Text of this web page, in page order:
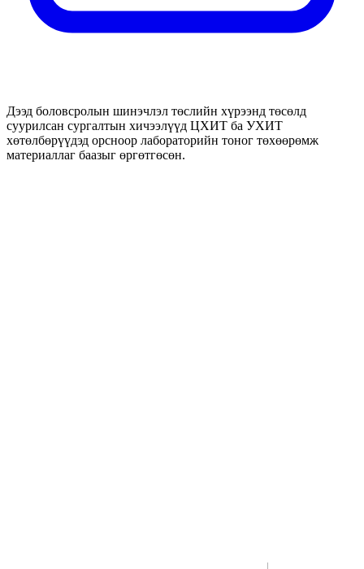
Дээд боловсролын шинэчлэл төслийн хүрээнд төсөлд
суурилсан сургалтын хичээлүүд ЦХИТ ба УХИТ
хөтөлбөрүүдэд орсноор лабораторийн тоног төхөөрөмж
материаллаг баазыг өргөтгөсөн.